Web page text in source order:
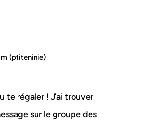
(ptiteninie)
te régaler ! J’ai trouver
sur le groupe des